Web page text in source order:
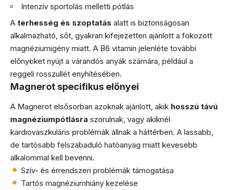
Intenzív sportolás melletti pótlás
A terhesség és szoptatás alatt is biztonságosan
alkalmazható, sőt, gyakran kifejezetten ajánlott a fokozott
magnéziumigény miatt. A B6 vitamin jelenléte további
előnyöket nyújt a várandós anyák számára, például a
reggeli rosszullét enyhítésében.
Magnerot specifikus előnyei
A Magnerot elsősorban azoknak ajánlott, akik hosszú távú
magnéziumpótlásra szorulnak, vagy akiknél
kardiovaszkuláris problémák állnak a háttérben. A lassabb,
de tartósabb felszabaduló hatóanyag miatt kevesebb
alkalommal kell bevenni.
Szív- és érrendszeri problémák támogatása
Tartós magnéziumhiány kezelése